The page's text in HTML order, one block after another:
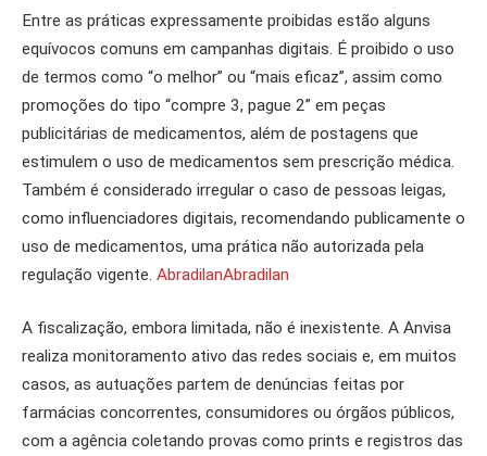
Entre as práticas expressamente proibidas estão alguns
equívocos comuns em campanhas digitais. É proibido o uso
de termos como “o melhor” ou “mais eficaz”, assim como
promoções do tipo “compre 3, pague 2” em peças
publicitárias de medicamentos, além de postagens que
estimulem o uso de medicamentos sem prescrição médica.
Também é considerado irregular o caso de pessoas leigas,
como influenciadores digitais, recomendando publicamente o
uso de medicamentos, uma prática não autorizada pela
regulação vigente. AbradilanAbradilan
A fiscalização, embora limitada, não é inexistente. A Anvisa
realiza monitoramento ativo das redes sociais e, em muitos
casos, as autuações partem de denúncias feitas por
farmácias concorrentes, consumidores ou órgãos públicos,
com a agência coletando provas como prints e registros das